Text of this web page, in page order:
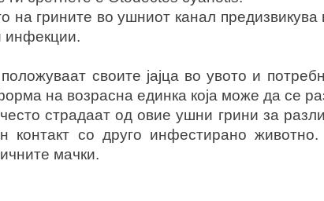
на грините во ушниот канал
инфекции.
своите јајца во увото и
на возрасна единка која може да се
страдаат од овие ушни грини за
контакт со друго инфестирано
мачки.